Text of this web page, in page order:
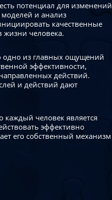
потенциал для изменений
и анализ
качественные
человека.
одно из главных ощущений
эффективности,
действий.
и действий дают
человек является
эффективно
его собственный механизм